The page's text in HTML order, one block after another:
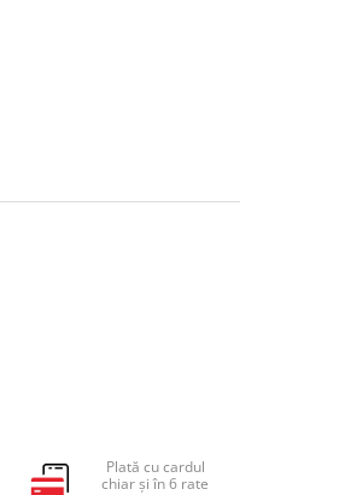
Plată cu cardul
chiar și în 6 rate